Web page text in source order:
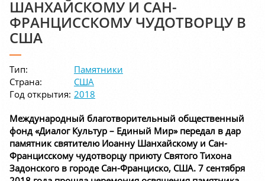
ШАНХАЙСКОМУ И САН-
ФРАНЦИССКОМУ ЧУДОТВОРЦУ В
США
Тип:
Памятники
Страна:
США
Год открытия: 2018
Международный благотворительный общественный
фонд «Диалог Культур – Единый Мир» передал в дар
памятник святителю Иоанну Шанхайскому и Сан-
Францисскому чудотворцу приюту Святого Тихона
Задонского в городе Сан-Франциско, США. 7 сентября